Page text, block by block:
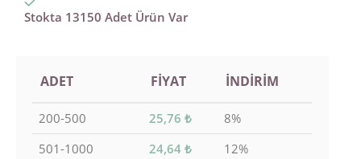
Stokta 13150 Adet Ürün Var
ADET FIYAT İNDIRIM
200-500 25,76₺
8%
501-1000
24,64₺
12%